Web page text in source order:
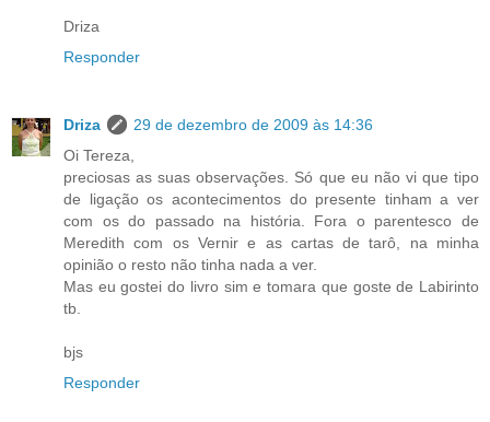
Driza
Responder
Driza
29 de dezembro de 2009 às 14:36
Oi Tereza,
preciosas as suas observações. Só que eu não vi que tipo
de ligação os acontecimentos do presente tinham a ver
com os do passado na história. Fora o parentesco de
Meredith com os Vernir e as cartas de tarô, na minha
opinião o resto não tinha nada a ver.
Mas eu gostei do livro sim e tomara que goste de Labirinto
tb.
bjs
Responder